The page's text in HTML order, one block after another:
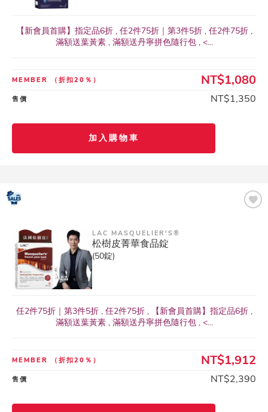
【新會員首購】指定品6折 , 任2件75折｜第3件5折 , 任2件75折 ,
滿額送葉黃素 , 滿額送丹寧拼色隨行包 , <...
MEMBER （折扣20％） NT$1,080
售價 NT$1,350
加入購物車
LAC MASQUELIER'S®
松樹皮菁華食品錠
(50錠)
任2件75折｜第3件5折 , 任2件75折 , 【新會員首購】指定品6折 ,
滿額送葉黃素 , 滿額送丹寧拼色隨行包 , <...
MEMBER （折扣20％） NT$1,912
售價 NT$2,390